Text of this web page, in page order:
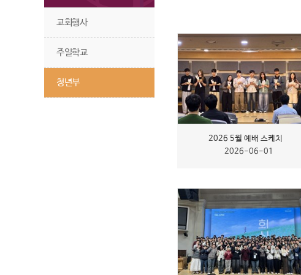
교회행사
주일학교
청년부
2026 5월 예배 스케치
2026-06-01